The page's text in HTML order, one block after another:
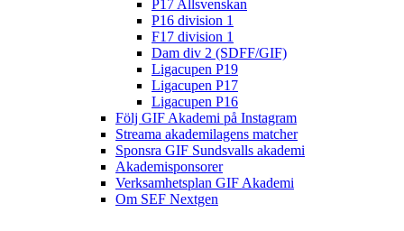
P17 Allsvenskan
P16 division 1
F17 division 1
Dam div 2 (SDFF/GIF)
Ligacupen P19
Ligacupen P17
Ligacupen P16
Följ GIF Akademi på Instagram
Streama akademilagens matcher
Sponsra GIF Sundsvalls akademi
Akademisponsorer
Verksamhetsplan GIF Akademi
Om SEF Nextgen